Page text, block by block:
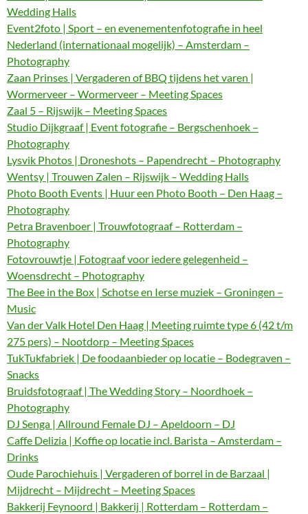
Wedding Halls
Event2foto | Sport – en evenementenfotografie in heel
Nederland (internationaal mogelijk) – Amsterdam –
Photography
Zaan Prinses | Vergaderen of BBQ tijdens het varen |
Wormerveer – Wormerveer – Meeting Spaces
Zaal 5 – Rijswijk – Meeting Spaces
Studio Dijkgraaf | Event fotografie – Bergschenhoek –
Photography
Lysvik Photos | Droneshots – Papendrecht – Photography
Wentsy | Trouwen Zalen – Rijswijk – Wedding Halls
Photo Booth Events | Huur een Photo Booth – Den Haag –
Photography
Petra Bravenboer | Trouwfotograaf – Rotterdam –
Photography
Fotovrouwtje | Fotograaf voor iedere gelegenheid –
Woensdrecht – Photography
The Bee in the Box | Schotse en Ierse muziek – Groningen –
Music
Van der Valk Hotel Den Haag | Meeting ruimte type 6 (42 t/m
275 pers) – Nootdorp – Meeting Spaces
TukTukfabriek | De foodaanbieder op locatie – Bodegraven –
Snacks
Bruidsfotograaf | The Wedding Story – Noordhoek –
Photography
DJ Senga | Allround Female DJ – Apeldoorn – DJ
Caffe Delizia | Koffie op locatie incl. Barista – Amsterdam –
Drinks
Oude Parochiehuis | Vergaderen of borrel in de Barzaal |
Mijdrecht – Mijdrecht – Meeting Spaces
Bakkerij Feynoord | Bakkerij | Rotterdam – Rotterdam –